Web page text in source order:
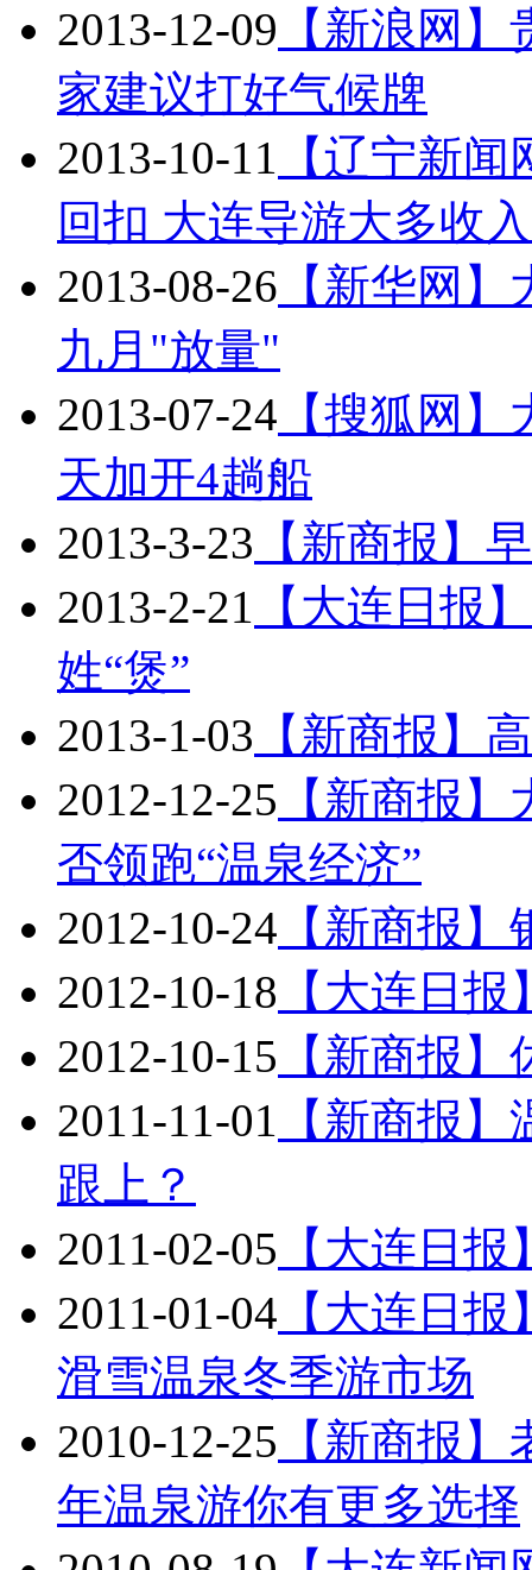
2013-12-09 【新浪网
家建议打好气候牌
2013-10-11 【辽宁新
回扣 大连导游大多收
2013-08-26 【新华网
九月"放量"
2013-07-24 【搜狐网
天加开4趟船
2013-3-23 【新商报】
2013-2-21 【大连日报
姓“煲”
2013-1-03 【新商报】
2012-12-25 【新商报
否领跑“温泉经济”
2012-10-24 【新商报
2012-10-18 【大连日
2012-10-15 【新商报
2011-11-01 【新商报
跟上？
2011-02-05 【大连日
2011-01-04 【大连日
滑雪温泉冬季游市场
2010-12-25 【新商报
年温泉游你有更多选择